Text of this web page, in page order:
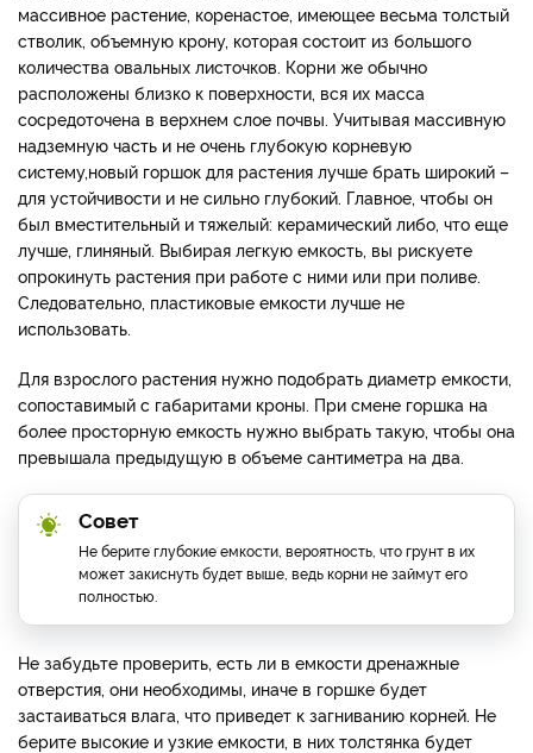
массивное растение, коренастое, имеющее весьма толстый
стволик, объемную крону, которая состоит из большого
количества овальных листочков. Корни же обычно
расположены близко к поверхности, вся их масса
сосредоточена в верхнем слое почвы. Учитывая массивную
надземную часть и не очень глубокую корневую
систему,новый горшок для растения лучше брать широкий –
для устойчивости и не сильно глубокий. Главное, чтобы он
был вместительный и тяжелый: керамический либо, что еще
лучше, глиняный. Выбирая легкую емкость, вы рискуете
опрокинуть растения при работе с ними или при поливе.
Следовательно, пластиковые емкости лучше не
использовать.
Для взрослого растения нужно подобрать диаметр емкости,
сопоставимый с габаритами кроны. При смене горшка на
более просторную емкость нужно выбрать такую, чтобы она
превышала предыдущую в объеме сантиметра на два.
Совет
Не берите глубокие емкости, вероятность, что грунт в их
может закиснуть будет выше, ведь корни не займут его
полностью.
Не забудьте проверить, есть ли в емкости дренажные
отверстия, они необходимы, иначе в горшке будет
застаиваться влага, что приведет к загниванию корней. Не
берите высокие и узкие емкости, в них толстянка будет